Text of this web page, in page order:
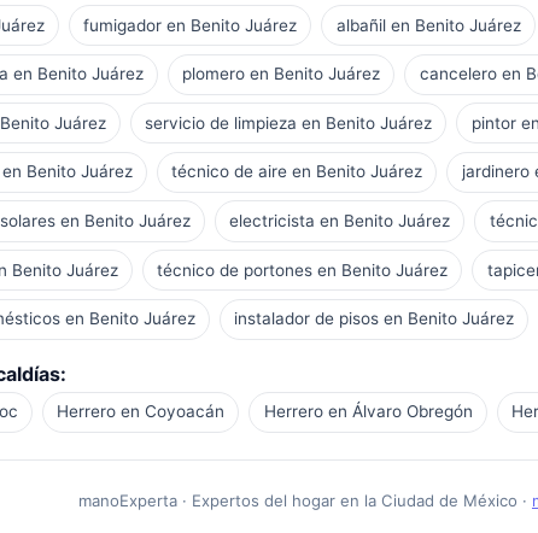
fumigador en Benito Juárez albañil en Benito Juárez
en Benito Juárez plomero en Benito Juárez cancelero en
Juárez servicio de limpieza en Benito Juárez pintor
Benito Juárez técnico de aire en Benito Juárez jardinero
en Benito Juárez electricista en Benito Juárez
Benito Juárez técnico de portones en Benito Juárez
en Benito Juárez instalador de pisos en Benito Juárez
Herrero en Coyoacán Herrero en Álvaro Obregón
manoExperta · Expertos del hogar en la Ciudad de México ·